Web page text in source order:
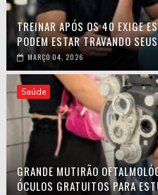
TREINAR APÓS OS 40 EXIGE
PODEM ESTAR TRAVANDO
MARÇO 04, 2026
Saúde
GRANDE MUTIRÃO
ÓCULOS GRATUITOS PARA